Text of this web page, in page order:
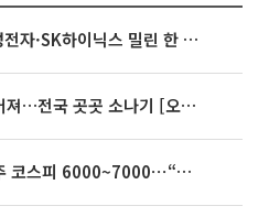
[베스트&워스트] 삼성전자·SK하이닉스 밀린 한 주…상상인증권은 85% 급등
35도 안팎 무더위 이어져…전국 곳곳 소나기 [오늘 날씨]
[주간증시전망] 다음주 코스피 6000~7000⋯“外人 수급은 정책이 변수”